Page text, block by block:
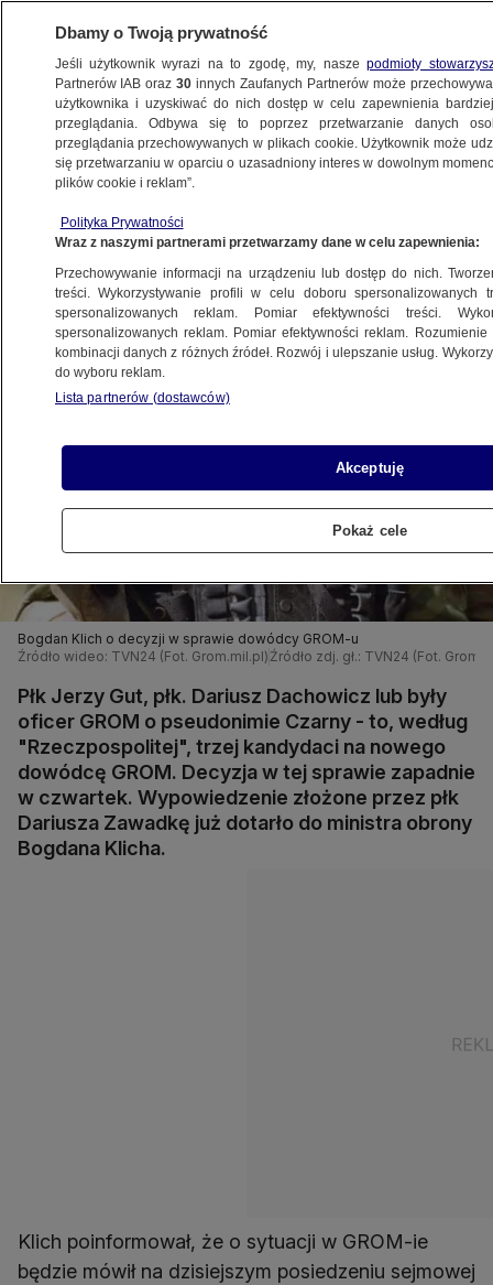
POLSKA
4.08.2010, 22:28Aktualizacja:5.08.2010, 07:36
Udostępnij
Bogdan Klich o decyzji w sprawie dowódcy GROM-u
Źródło wideo: TVN24 (Fot. Grom.mil.pl) Źródło zdj. gł.: TVN24 (Fot.
Płk Jerzy Gut, płk. Dariusz Dachowicz lub były
oficer GROM o pseudonimie Czarny - to, według
"Rzeczpospolitej", trzej kandydaci na nowego
dowódcę GROM. Decyzja w tej sprawie zapadnie
w czwartek. Wypowiedzenie złożone przez płk
Dariusza Zawadkę już dotarło do ministra obrony
Bogdana Klicha.
Klich poinformował, że o sytuacji w GROM-ie
będzie mówił na dzisiejszym posiedzeniu sejmowej
Dbamy o Twoją prywatność
Jeśli użytkownik wyrazi na to zgodę, my, naszepodmioty
Partnerów IAB oraz30 innych Zaufanych Partnerów może
użytkownika i uzyskiwać do nich dostęp w celu zapewnienia
przeglądania. Odbywa się to poprzez przetwarzanie danych
przeglądania przechowywanych w plikach cookie. Użytkownik może
się przetwarzaniu w oparciu o uzasadniony interes w dowolnym
plików cookie i reklam”.
Polityka Prywatności
Wraz z naszymi partnerami przetwarzamy dane w celu zapewnienia:
Przechowywanie informacji na urządzeniu lub dostęp do nich.
treści. Wykorzystywanie profili w celu doboru spersonalizowanych
spersonalizowanych reklam. Pomiar efektywności treści.
spersonalizowanych reklam. Pomiar efektywności reklam.
kombinacji danych z różnych źródeł. Rozwój i ulepszanie usług.
do wyboru reklam.
Lista partnerów (dostawców)
Akceptuję
Pokaż cele